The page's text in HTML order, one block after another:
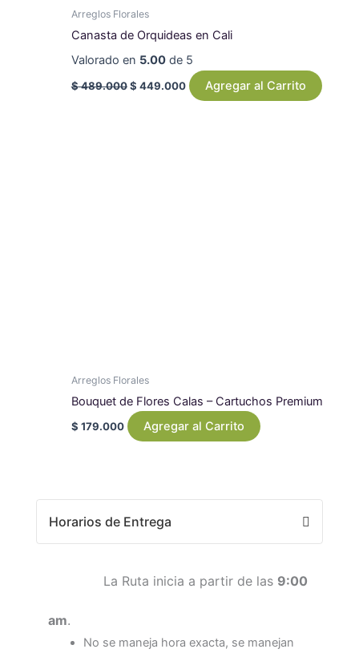
Arreglos Florales
Canasta de Orquideas en Cali
Valorado en 5.00de 5
$489.000 $ 449.000 Agregar al Carrito
Arreglos Florales
Bouquet de Flores Calas – Cartuchos Premium
$ 179.000 Agregar al Carrito
Horarios de Entrega
La Ruta inicia a partir de las 9:00
am.
No se maneja hora exacta, se manejan